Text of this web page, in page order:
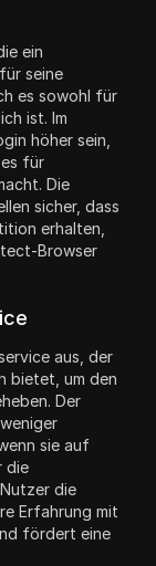
ein
seine
es sowohl für
ist. Im
höher sein,
für
Die
sicher, dass
erhalten,
Browser
aus, der
bietet, um den
Der
sie auf
die
die
Erfahrung mit
fördert eine